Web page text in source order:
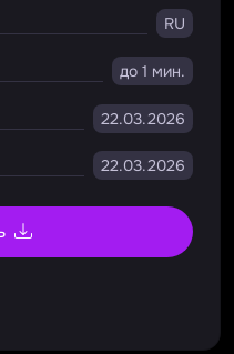
RU
до 1 мин.
22.03.2026
22.03.2026